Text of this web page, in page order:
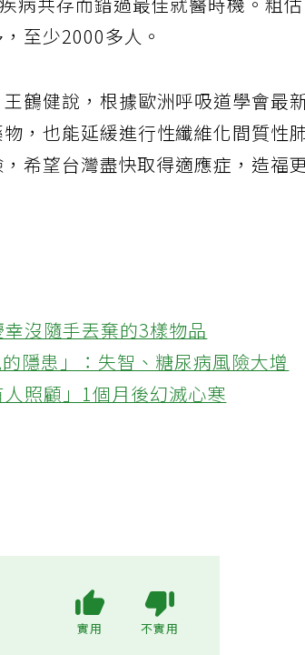
病共存而錯過最佳就醫時機。粗估
至少2000多人。
鶴健說，根據歐洲呼吸道學會最新
，也能延緩進行性纖維化間質性
希望台灣盡快取得適應症，造福
沒隨手丟棄的3樣物品
隱患」：失智、糖尿病風險大增
照顧」1個月後幻滅心寒